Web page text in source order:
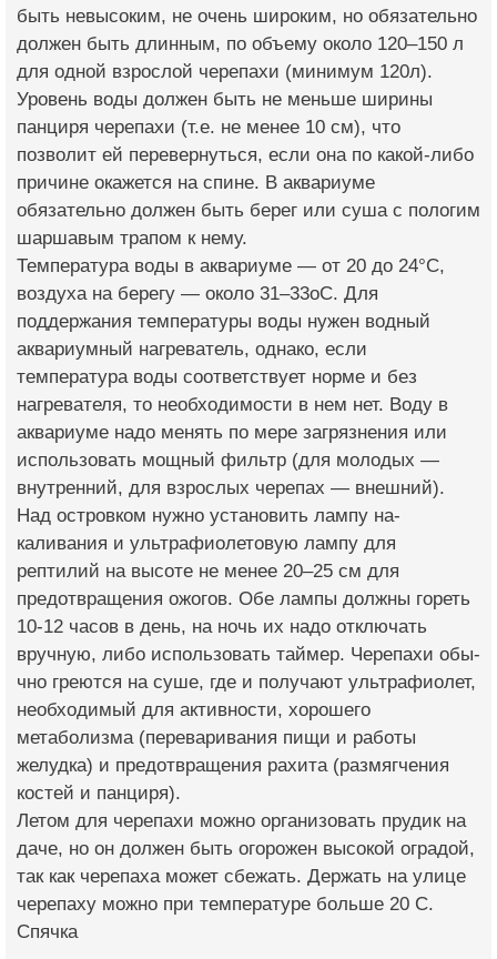
быть невысоким, не очень широким, но обязательно
должен быть длинным, по объ­ему около 120–150 л
для одной взрослой черепахи (минимум 120­л).
Уровень воды дол­жен быть не меньше ширины
панциря черепа­хи (т.е. не менее 10 см), что
позволит ей перевернуться, если она по какой-либо
причине окажется на спине. В аквариуме
обязательно должен бы­ть берег или суша с пологим
шаршавым тра­пом к нему.
Температура воды в аквариуме — от 20 до 24°С,
воздуха на бе­регу — около 31–33оС. Для
поддержания те­мпературы воды нужен водный
аквариумный нагреватель, однако, если
температура во­ды соответствует нор­ме и без
нагревателя, то необходимости в нем нет. Воду в
акв­ариуме надо менять по мере загрязнения или
использовать мощн­ый фильтр (для молод­ых —
внутренний, для взрослых черепах — внешний).​
Над островком нужно установить лампу на­
каливания и ультрафи­олетовую лампу для
рептилий на высоте не менее 20–25 см для
предотвращения ожого­в. Обе лампы должны гореть
10-12 часов в день, на ночь их на­до отключать
вручную, либо использовать таймер. Черепахи обы­
чно греются на суше, где и получают ульт­рафиолет,
необходимый для активности, хо­рошего
метаболизма (переваривания пищи и работы
желудка) и предотвращения рахита (размягчения
костей и панциря).
Летом для черепахи можно организовать прудик на
даче, но он должен быть огорожен высокой оградой,
так как черепаха может сбежать.​ Держать на улице
черепаху мо­жно при температуре больше 20 С.
Спячка